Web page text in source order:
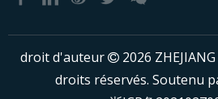
​droit d'auteur  2026
droits réservés. Soutenu